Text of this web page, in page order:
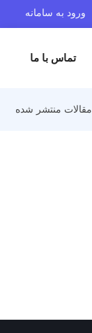
ورود به سامانه
تماس با ما
مقالات منتشر شده